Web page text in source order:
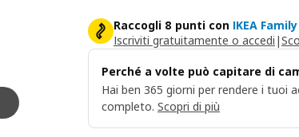
Raccogli 8 punti con IKEA Family
Iscriviti gratuitamente o accedi |
Perché a volte può capitare di
Hai ben 365 giorni per rendere i tuoi
completo. Scopri di più